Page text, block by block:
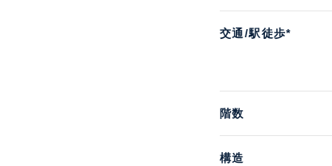
交通/駅徒歩*
階数
構造